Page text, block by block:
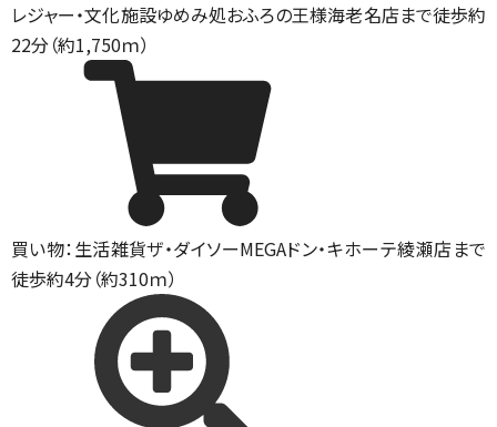
レジャー・文化施設ゆめみ処おふろの王様海老名店まで徒歩約
22分（約1,750ｍ）
買い物：生活雑貨ザ・ダイソーMEGAドン・キホーテ綾瀬店まで
徒歩約4分（約310ｍ）